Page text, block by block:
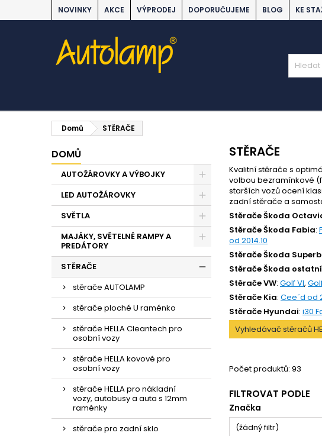
NOVINKY AKCE VÝPRODEJ DOPORUČUJEME BLOG KE
Domů STĚRAČE
DOMŮ
AUTOŽÁROVKY A VÝBOJKY
LED AUTOŽÁROVKY
SVĚTLA
MAJÁKY, SVĚTELNÉ RAMPY A
PREDÁTORY
STĚRAČE
stěrače AUTOLAMP
stěrače ploché U raménko
stěrače HELLA Cleantech pro
osobní vozy
stěrače HELLA kovové pro
osobní vozy
stěrače HELLA pro nákladní
vozy, autobusy a auta s 12mm
raménky
stěrače pro zadní sklo
STĚRAČE
Kvalitní stěrače s
volbou bezramínkové
starších vozů ocení
zadní stěrače a
Stěrače Škoda
Stěrače Škoda Fabia:
od 2014.10
Stěrače Škoda Superb
Stěrače Škoda ostatní
Stěrače VW: Golf VI,
Stěrače Kia: Cee´d od
Stěrače Hyundai: i30
Vyhledávač stěračů
Počet produktů: 93
FILTROVAT PODLE
Značka
(žádný filtr)